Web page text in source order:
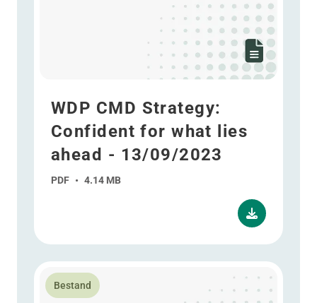
WDP CMD Strategy:
Confident for what lies
ahead - 13/09/2023
PDF • 4.14 MB
Bestand
Lees meer over Jaarlijkse resultaten over de periode